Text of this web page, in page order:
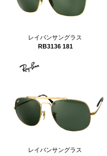
レイバンサングラス
RB3136 181
レイバンサングラス